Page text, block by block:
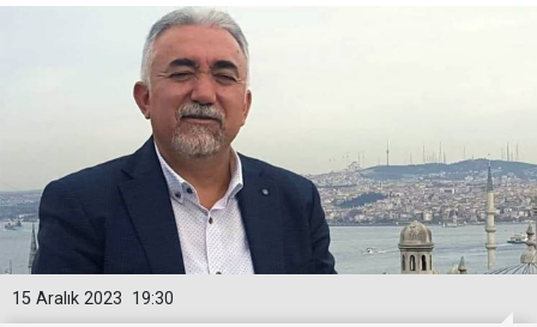
19:30
15 Aralık 2023